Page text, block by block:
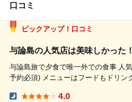
口コミ
ピックアップ！口コミ
与論島の人気店は美味しかった！
与論島旅で夕食で唯一外での食事 人気店だけあって予約でいっぱい(事前
予約必須) メニューはフードもドリンクも 沖縄と鹿児島の融合体、泡盛も
4.0